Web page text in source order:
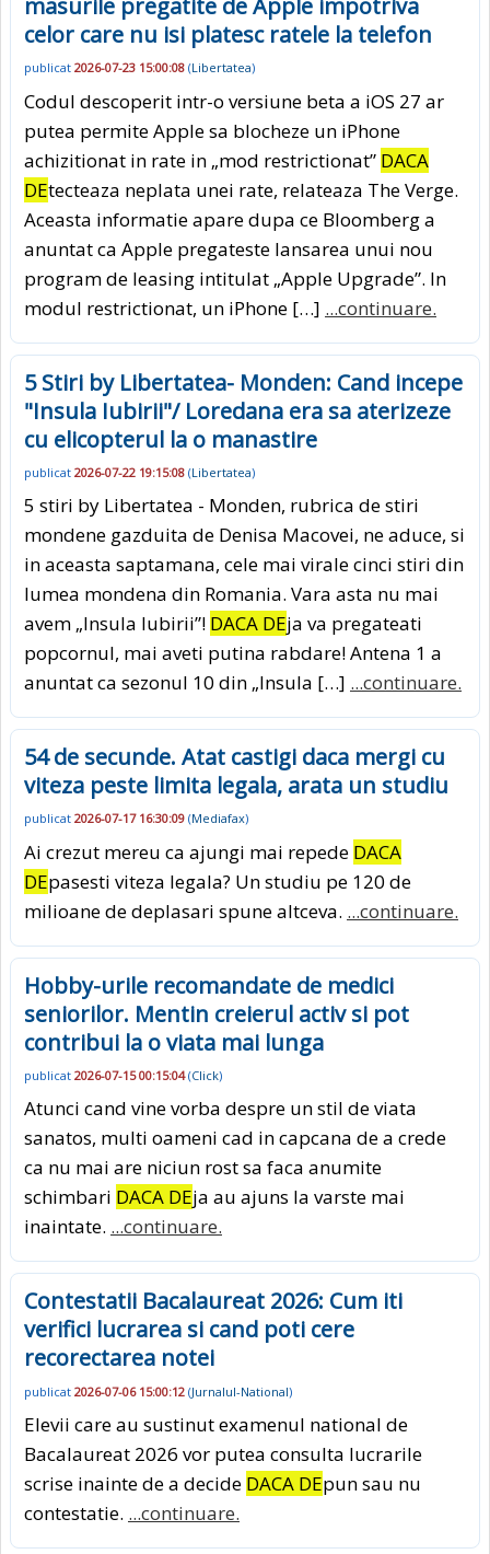
masurile pregatite de Apple impotriva
celor care nu isi platesc ratele la telefon
publicat 2026-07-23 15:00:08 (Libertatea)
Codul descoperit intr-o versiune beta a iOS 27 ar
putea permite Apple sa blocheze un iPhone
achizitionat in rate in „mod restrictionat” DACA
DEtecteaza neplata unei rate, relateaza The Verge.
Aceasta informatie apare dupa ce Bloomberg a
anuntat ca Apple pregateste lansarea unui nou
program de leasing intitulat „Apple Upgrade”. In
modul restrictionat, un iPhone […] ...continuare.
5 Stiri by Libertatea- Monden: Cand incepe
"Insula Iubirii"/ Loredana era sa aterizeze
cu elicopterul la o manastire
publicat 2026-07-22 19:15:08 (Libertatea)
5 stiri by Libertatea - Monden, rubrica de stiri
mondene gazduita de Denisa Macovei, ne aduce, si
in aceasta saptamana, cele mai virale cinci stiri din
lumea mondena din Romania. Vara asta nu mai
avem „Insula Iubirii”! DACA DEja va pregateati
popcornul, mai aveti putina rabdare! Antena 1 a
anuntat ca sezonul 10 din „Insula […] ...continuare.
54 de secunde. Atat castigi daca mergi cu
viteza peste limita legala, arata un studiu
publicat 2026-07-17 16:30:09 (Mediafax)
Ai crezut mereu ca ajungi mai repede DACA
DEpasesti viteza legala? Un studiu pe 120 de
milioane de deplasari spune altceva. ...continuare.
Hobby-urile recomandate de medici
seniorilor. Mentin creierul activ si pot
contribui la o viata mai lunga
publicat 2026-07-15 00:15:04(Click)
Atunci cand vine vorba despre un stil de viata
sanatos, multi oameni cad in capcana de a crede
ca nu mai are niciun rost sa faca anumite
schimbari DACA DEja au ajuns la varste mai
inaintate. ...continuare.
Contestatii Bacalaureat 2026: Cum iti
verifici lucrarea si cand poti cere
recorectarea notei
publicat 2026-07-06 15:00:12 (Jurnalul-National)
Elevii care au sustinut examenul national de
Bacalaureat 2026 vor putea consulta lucrarile
scrise inainte de a decide DACA DEpun sau nu
contestatie. ...continuare.